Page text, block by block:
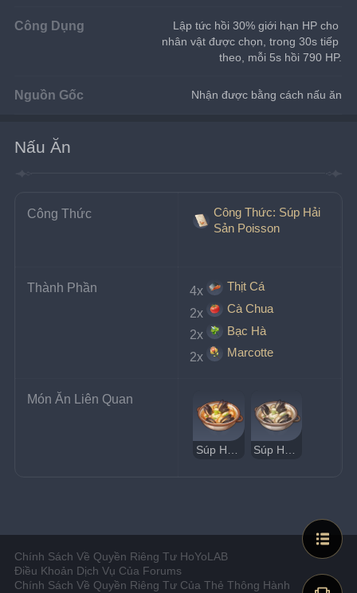
Công Dụng
Lập tức hồi 30% giới hạn HP cho
nhân vật được chọn, trong 30s tiếp
theo, mỗi 5s hồi 790 HP.
Nguồn Gốc Nhận được bằng cách nấu ăn
Nấu Ăn
Công Thức
Công Thức: Súp Hải
Sản Poisson
Thành Phần 4x
Thịt Cá
2x
Cà Chua
2x
Bạc Hà
2x
Marcotte
Món Ăn Liên Quan
Chính Sách Về Quyền Riêng Tư HoYoLAB
Điều Khoản Dịch Vụ Của Forums
Chính Sách Về Quyền Riêng Tư Của Thẻ Thông Hành